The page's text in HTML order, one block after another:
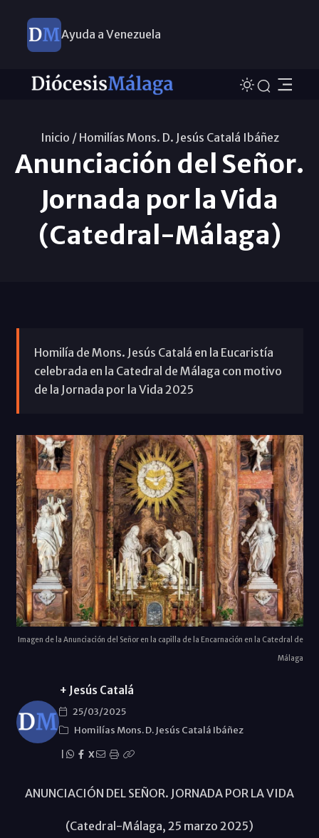
Ayuda a Venezuela
Inicio / Homilías Mons. D. Jesús Catalá Ibáñez
Anunciación del Señor.
Jornada por la Vida
(Catedral-Málaga)
Homilía de Mons. Jesús Catalá en la Eucaristía
celebrada en la Catedral de Málaga con motivo
de la Jornada por la Vida 2025
Imagen de la Anunciación del Señor en la capilla de la Encarnación en la Catedral de
Málaga
+ Jesús Catalá
25/03/2025
Homilías Mons. D. Jesús Catalá Ibáñez
X
ANUNCIACIÓN DEL SEÑOR. JORNADA POR LA VIDA
(Catedral-Málaga, 25 marzo 2025)